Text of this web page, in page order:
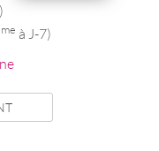
à J-7)